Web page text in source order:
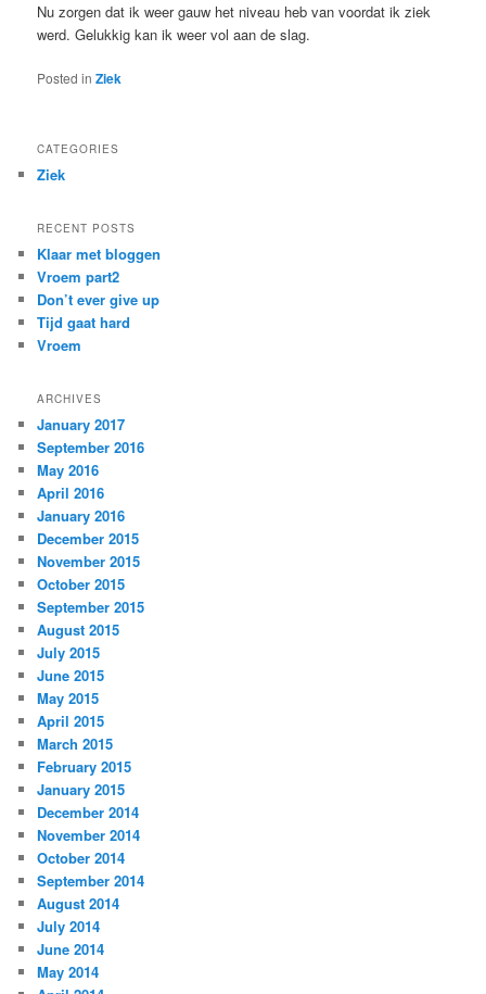
Nu zorgen dat ik weer gauw het niveau heb van voordat ik ziek
werd. Gelukkig kan ik weer vol aan de slag.
Posted in Ziek
CATEGORIES
Ziek
RECENT POSTS
Klaar met bloggen
Vroem part2
Don’t ever give up
Tijd gaat hard
Vroem
ARCHIVES
January 2017
September 2016
May 2016
April 2016
January 2016
December 2015
November 2015
October 2015
September 2015
August 2015
July 2015
June 2015
May 2015
April 2015
March 2015
February 2015
January 2015
December 2014
November 2014
October 2014
September 2014
August 2014
July 2014
June 2014
May 2014